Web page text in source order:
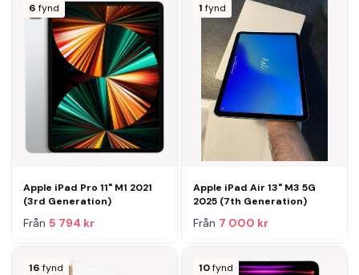
6 fynd
Apple iPad Pro 11" M1 2021
(3rd Generation)
Från 5 794 kr
1 fynd
Apple iPad Air 13" M3 5G
2025 (7th Generation)
Från 7 000 kr
16 fynd 10 fynd